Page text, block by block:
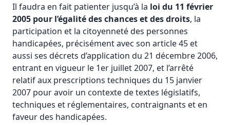
Il faudra en fait patienter jusqu’à la loi du 11 février
2005 pour l’égalité des chances et des droits, la
participation et la citoyenneté des personnes
handicapées, précisément avec son article 45 et
aussi ses décrets d’application du 21 décembre 2006,
entrant en vigueur le 1er juillet 2007, et l’arrêté
relatif aux prescriptions techniques du 15 janvier
2007 pour avoir un contexte de textes législatifs,
techniques et réglementaires, contraignants et en
faveur des handicapées.